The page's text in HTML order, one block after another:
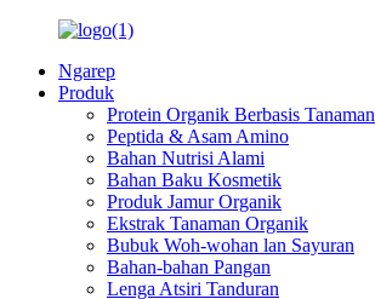
Ngarep
Produk
Protein Organik Berbasis Tanaman
Peptida & Asam Amino
Bahan Nutrisi Alami
Bahan Baku Kosmetik
Produk Jamur Organik
Ekstrak Tanaman Organik
Bubuk Woh-wohan lan Sayuran
Bahan-bahan Pangan
Lenga Atsiri Tanduran